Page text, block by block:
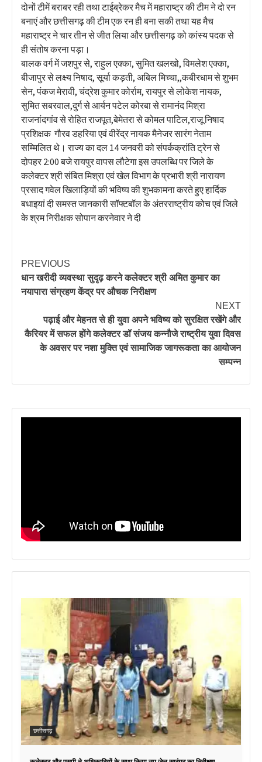
दोनों टीमें बराबर रही तथा टाईब्रेकर मैच में महाराष्ट्र की टीम ने दो रन
बनाएं और छत्तीसगढ़ की टीम एक रन ही बना सकी तथा यह मैच
महाराष्ट्र ने चार तीन से जीत लिया और छत्तीसगढ़ को कांस्य पदक से
ही संतोष करना पड़ा।
बालक वर्ग में जशपुर से, राहुल एक्का, सुमित खलखो, विमलेश एक्का,
बीजापुर से लक्ष्य निषाद, सूर्या कड़ती, अबिल मिच्चा,,कबीरधाम से शुभम
सेन, पंकज मेरावी, चंद्रेश कुमार कोर्राम, रायपुर से लोकेश नायक,
सुमित सबरवाल,दुर्ग से आर्यन पटेल कोरबा से रामानंद मिश्रा
राजनांदगांव से रोहित राजपूत,बेमेतरा से कोमल पाटिल,राजू निषाद
प्रशिक्षक गौरव डहरिया एवं वीरेंद्र नायक मैनेजर सारंग नेताम
सम्मिलित थे। राज्य का दल 14 जनवरी को संपर्कक्रांति ट्रेन से
दोपहर 2:00 बजे रायपुर वापस लौटेगा इस उपलब्धि पर जिले के
कलेक्टर श्री संबित मिश्रा एवं खेल विभाग के प्रभारी श्री नारायण
प्रसाद गवेल खिलाड़ियों की भविष्य की शुभकामना करते हुए हार्दिक
बधाइयां दी समस्त जानकारी सॉफ्टबॉल के अंतरराष्ट्रीय कोच एवं जिले
के श्रम निरीक्षक सोपान करनेवार ने दी
PREVIOUS
धान खरीदी व्यवस्था सुदृढ़ करने कलेक्टर श्री अमित कुमार का
नयापारा संग्रहण केंद्र पर औचक निरीक्षण
NEXT
पढ़ाई और मेहनत से ही युवा अपने भविष्य को सुरक्षित रखेंगे और
कैरियर में सफल होंगे कलेक्टर डॉ संजय कन्नौजे राष्ट्रीय युवा दिवस
के अवसर पर नशा मुक्ति एवं सामाजिक जागरूकता का आयोजन
सम्पन्न
छत्तीसगढ़